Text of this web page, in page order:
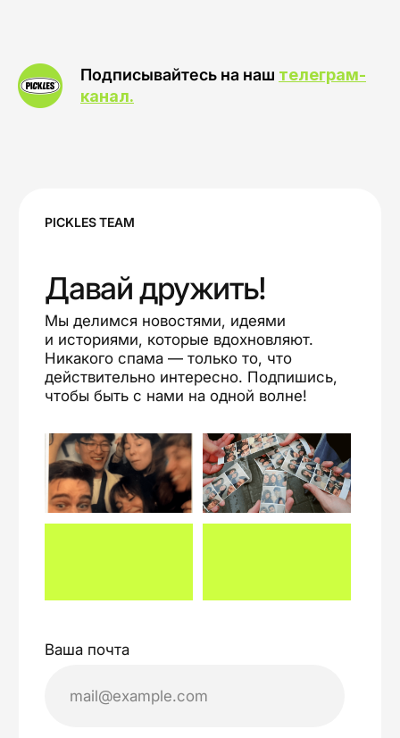
Подписывайтесь на наш телеграм-
канал.